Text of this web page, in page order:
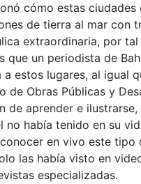
cómo estas ciudades
de tierra al mar con
extraordinaria, por
que un periodista de
a estos lugares, al igual
de Obras Públicas y
de aprender e ilustrarse,
no había tenido en su
en vivo este tipo
las había visto en
especializadas.